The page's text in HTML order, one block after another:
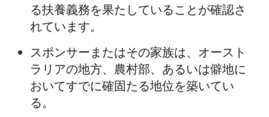
る扶養義務を果たしていることが確認さ
れています。
スポンサーまたはその家族は、オースト
ラリアの地方、農村部、あるいは僻地に
おいてすでに確固たる地位を築いてい
る。